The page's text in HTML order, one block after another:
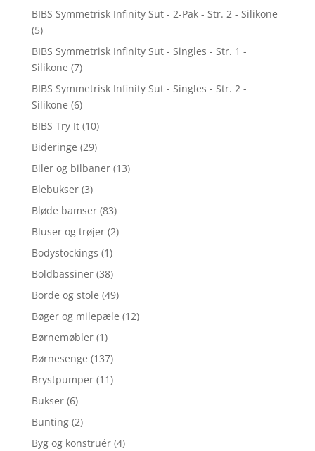
BIBS Symmetrisk Infinity Sut - 2-Pak - Str. 2 - Silikone
(5)
BIBS Symmetrisk Infinity Sut - Singles - Str. 1 -
Silikone (7)
BIBS Symmetrisk Infinity Sut - Singles - Str. 2 -
Silikone (6)
BIBS Try It (10)
Bideringe (29)
Biler og bilbaner (13)
Blebukser (3)
Bløde bamser (83)
Bluser og trøjer (2)
Bodystockings (1)
Boldbassiner (38)
Borde og stole (49)
Bøger og milepæle (12)
Børnemøbler (1)
Børnesenge (137)
Brystpumper (11)
Bukser (6)
Bunting (2)
Byg og konstruér (4)